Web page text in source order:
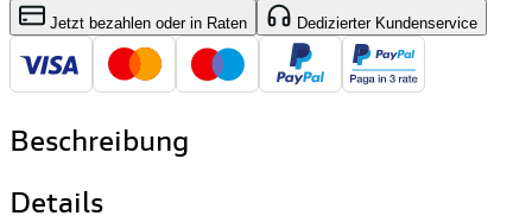
Jetzt bezahlen oder in Raten Dedizierter Kundenservice
Beschreibung
Details